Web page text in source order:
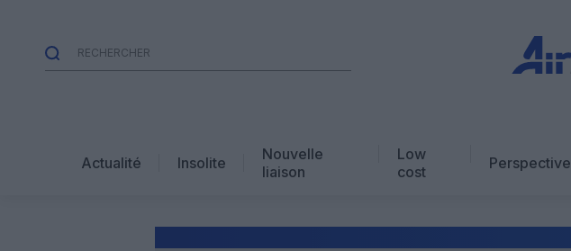
Actualité Insolite
Nouvelle
liaison
Low
cost
Perspective